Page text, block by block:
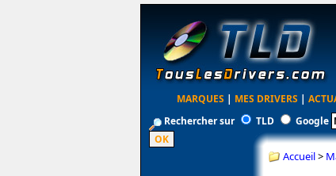
MARQUES | MES DRIVERS |
Rechercher sur
TLD Google
Accueil>